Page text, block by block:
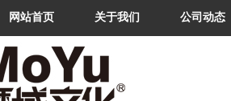
网站首页 关于我们 公司动态